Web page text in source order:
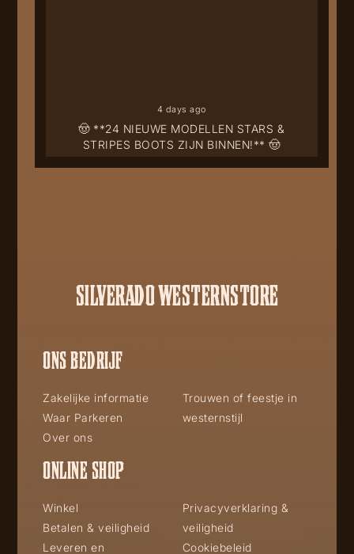
🤠 **24 NIEUWE MODELLEN STARS &
STRIPES BOOTS ZIJN BINNEN!** 🤠
4 days ago
SILVERADO WESTERNSTORE
ONS BEDRIJF
Zakelijke informatie
Waar Parkeren
Over ons
Trouwen of feestje in
westernstijl
ONLINE SHOP
Winkel
Betalen & veiligheid
Leveren en
Privacyverklaring &
veiligheid
Cookiebeleid